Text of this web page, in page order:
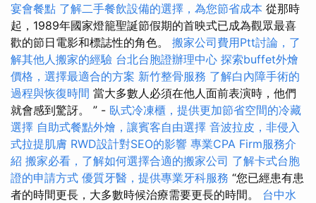
宴會餐點 了解二手餐飲設備的選擇，為您節省成本 從那時
起，1989年國家燈籠聖誕節假期的首映式已成為觀眾最喜
歡的節日電影和標誌性的角色。 搬家公司費用Ptt討論，了
解其他人搬家的經驗 台北台胞證辦理中心 探索buffet外燴
價格，選擇最適合的方案 新竹整骨服務 了解白內障手術的
過程與恢復時間 當大多數人必須在他人面前表演時，他們
就會感到驚訝。 ” - 臥式冷凍櫃，提供更加節省空間的冷藏
選擇 自助式餐點外燴，讓賓客自由選擇 音波拉皮，非侵入
式拉提肌膚 RWD設計對SEO的影響 專業CPA Firm服務介
紹 搬家必看，了解如何選擇合適的搬家公司 了解卡式台胞
證的申請方式 優質牙醫，提供專業牙科服務 “您已經患有患
者的時間更長，大多數時候治療需要更長的時間。 台中水